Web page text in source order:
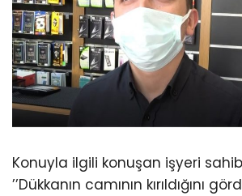
Konuyla ilgili konuşan işyeri
’’Dükkanın camının kırıldığını